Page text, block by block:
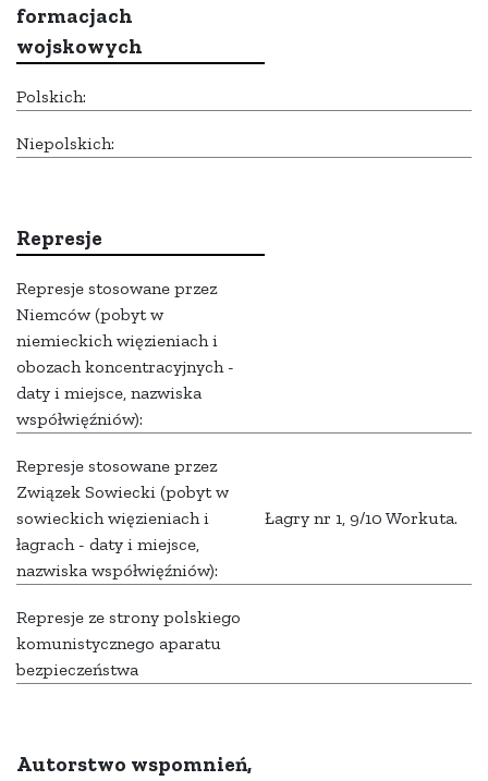
formacjach
wojskowych
Polskich:
Niepolskich:
Represje
Represje stosowane przez
Niemców (pobyt w
niemieckich więzieniach i
obozach koncentracyjnych -
daty i miejsce, nazwiska
współwięźniów):
Represje stosowane przez
Związek Sowiecki (pobyt w
sowieckich więzieniach i
łagrach - daty i miejsce,
nazwiska współwięźniów):
Łagry nr 1, 9/10 Workuta.
Represje ze strony polskiego
komunistycznego aparatu
bezpieczeństwa
Autorstwo wspomnień,